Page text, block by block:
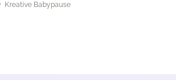
Kreative Babypause